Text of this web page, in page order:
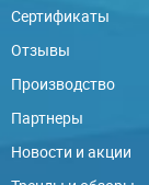
Сертификаты
Отзывы
Производство
Партнеры
Новости и акции